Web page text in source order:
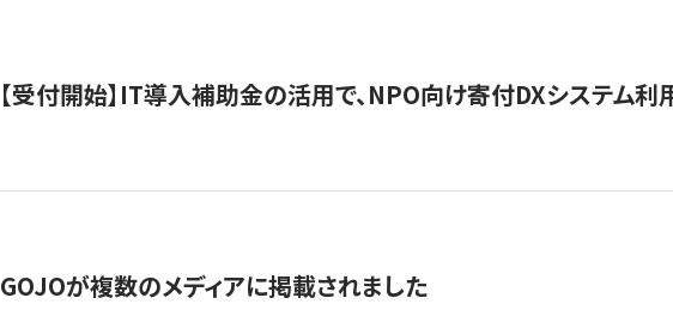
【受付開始】IT導入補助金の活用で、NPO向け寄付DXシステム
GOJOが複数のメディアに掲載されました